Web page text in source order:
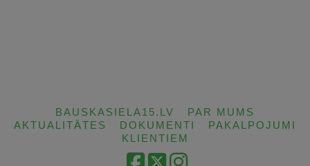
BAUSKASIELA15.LV
PAR MUMS
AKTUALITĀTES
DOKUMENTI
PAKALPOJUMI
KLIENTIEM
Facebook
X Instagram